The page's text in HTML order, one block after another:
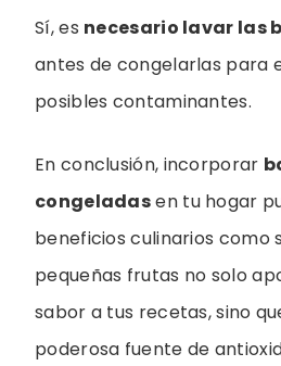
Sí, es necesario lavar las
antes de congelarlas para
posibles contaminantes.
En conclusión, incorporar
congeladasen tu hogar
beneficios culinarios como
pequeñas frutas no solo
sabor a tus recetas, sino
poderosa fuente de